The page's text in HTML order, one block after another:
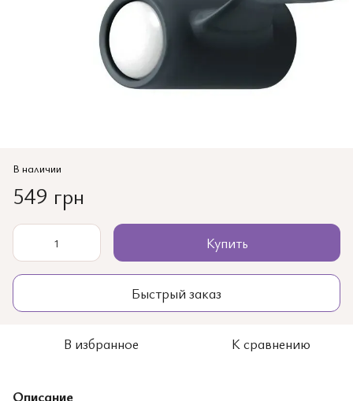
В наличии
549 грн
Купить
Быстрый заказ
В избранное К сравнению
Описание